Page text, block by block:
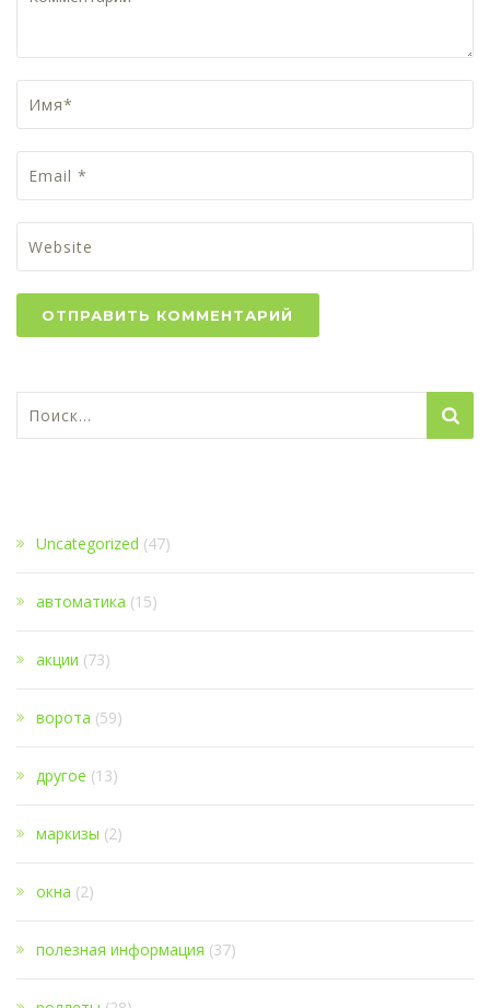
Uncategorized (47)
автоматика (15)
акции (73)
ворота (59)
другое (13)
маркизы (2)
окна (2)
полезная информация (37)